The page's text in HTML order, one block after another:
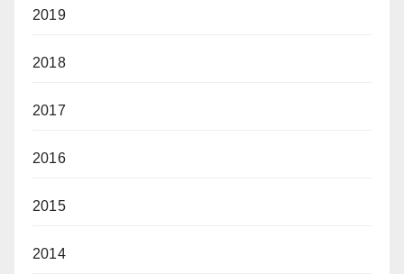
2019
2018
2017
2016
2015
2014